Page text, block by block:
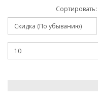
Сортировать: